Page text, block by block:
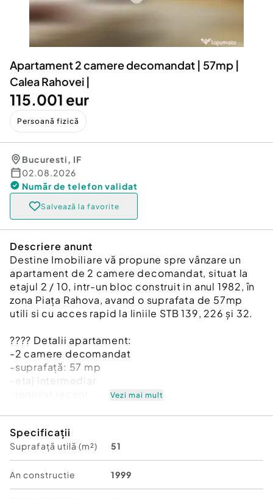
Servicii
Animale de companie
Afaceri și echipamente profesionale
Inchiriere Bunuri si Vehicule
Utilaje agricole si industriale
Piese auto si accesorii
Dacia Duster
Apartament 2 camere decomandat | 57mp |
Calea Rahovei |
115.001 eur
Persoană fizică
Bucuresti, IF
02.08.2026
Număr de telefon validat
Salvează la favorite
Descriere anunt
Destine Imobiliare vă propune spre vânzare un
apartament de 2 camere decomandat, situat la
etajul 2 / 10, intr-un bloc construit in anul 1982, în
zona Piața Rahova, avand o suprafata de 57mp
utili si cu acces rapid la liniile STB 139, 226 și 32.
???? Detalii apartament:
-2 camere decomandat
-suprafață: 57 mp
-etaj intermediar
-aer condiționat
-ușă metalică
-gresie și faianță
-uși interioare din lemn
Vezi mai mult
Specificații
Suprafață utilă (m²) 51
An constructie 1999